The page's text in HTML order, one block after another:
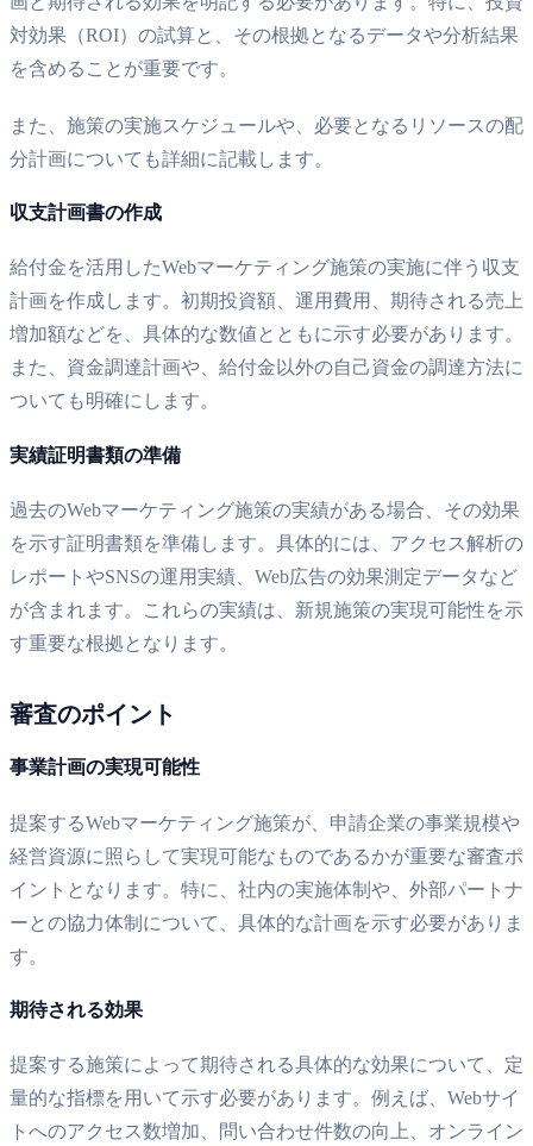
対効果（ROI）の試算と、その根拠となるデータや分析結果
を含めることが重要です。
また、施策の実施スケジュールや、必要となるリソースの配
分計画についても詳細に記載します。
収支計画書の作成
給付金を活用したWebマーケティング施策の実施に伴う収支
計画を作成します。初期投資額、運用費用、期待される売上
増加額などを、具体的な数値とともに示す必要があります。
また、資金調達計画や、給付金以外の自己資金の調達方法に
ついても明確にします。
実績証明書類の準備
過去のWebマーケティング施策の実績がある場合、その効果
を示す証明書類を準備します。具体的には、アクセス解析の
レポートやSNSの運用実績、Web広告の効果測定データなど
が含まれます。これらの実績は、新規施策の実現可能性を示
す重要な根拠となります。
審査のポイント
事業計画の実現可能性
提案するWebマーケティング施策が、申請企業の事業規模や
経営資源に照らして実現可能なものであるかが重要な審査ポ
イントとなります。特に、社内の実施体制や、外部パートナ
ーとの協力体制について、具体的な計画を示す必要がありま
す。
期待される効果
提案する施策によって期待される具体的な効果について、定
量的な指標を用いて示す必要があります。例えば、Webサイ
トへのアクセス数増加、問い合わせ件数の向上、オンライン